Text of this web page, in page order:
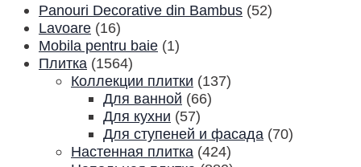
Panouri Decorative din Bambus (52)
Lavoare (16)
Mobila pentru baie (1)
Плитка (1564)
Коллекции плитки (137)
Для ванной (66)
Для кухни (57)
Для ступеней и фасада (70)
Настенная плитка (424)